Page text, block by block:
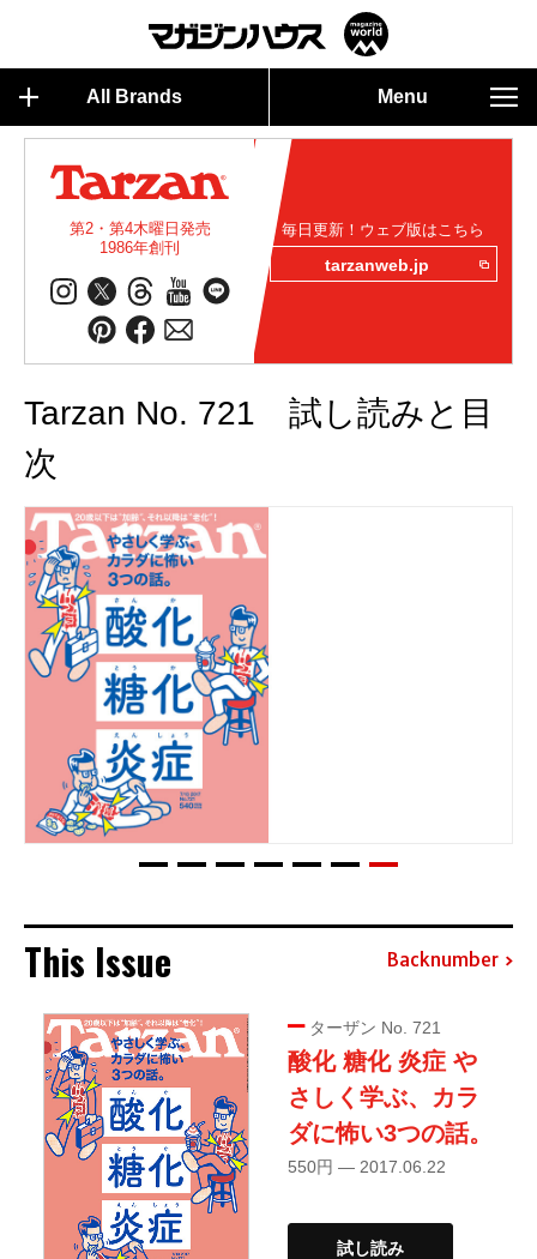
All Brands Menu
第2・第4木曜日発売
1986年創刊
毎日更新！ウェブ版はこちら
tarzanweb.jp
Tarzan No. 721 試し読みと目
次
This Issue Backnumber
ターザン No. 721
酸化 糖化 炎症 や
さしく学ぶ、カラ
ダに怖い3つの話。
550円 — 2017.06.22
試し読み